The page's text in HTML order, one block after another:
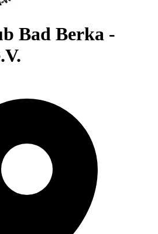
Bad Berka -